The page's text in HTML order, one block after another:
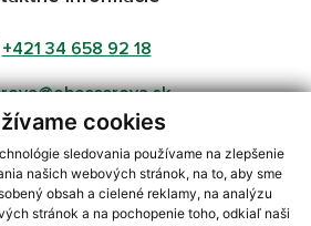
cookies
sledovania používame na zlepšenie
našich webových stránok, na to, aby sme
obsah a cielené reklamy, na analýzu
stránok a na pochopenie toho, odkiaľ naši
+421 34 658 92 18
aktuálnych informácií s využitím RSS
ECHELON 2,Mapa stránok,web portál